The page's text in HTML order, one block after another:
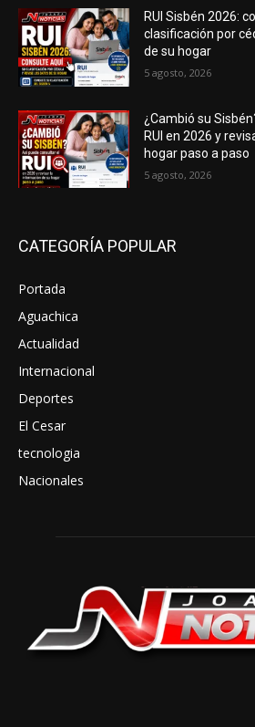
RUI Sisbén 2026:
clasificación por
de su hogar
5 agosto, 2026
¿Cambió su
RUI en 2026 y
hogar paso a paso
5 agosto, 2026
CATEGORÍA POPULAR
Portada
Aguachica
Actualidad
Internacional
Deportes
El Cesar
tecnologia
Nacionales